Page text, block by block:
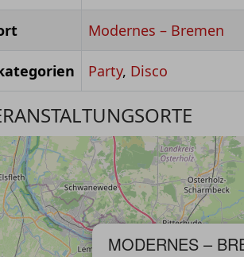
Modernes – Bremen
Party, Disco
MODERNES –